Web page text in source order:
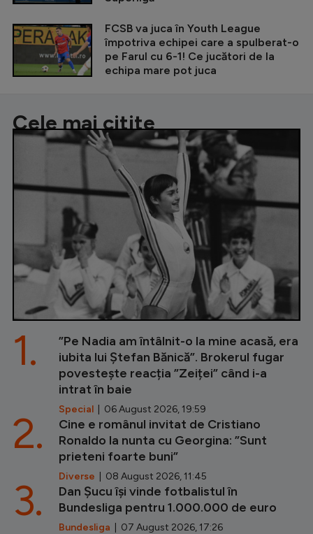
FCSB va juca în Youth League
împotriva echipei care a spulberat-o
pe Farul cu 6-1! Ce jucători de la
echipa mare pot juca
Cele mai citite
”Pe Nadia am întâlnit-o la mine acasă, era
iubita lui Ștefan Bănică”. Brokerul fugar
povestește reacția ”Zeiței” când i-a
intrat în baie
Special | 06 August 2026, 19:59
1.
Cine e românul invitat de Cristiano
Ronaldo la nunta cu Georgina: ”Sunt
prieteni foarte buni”
Diverse | 08 August 2026, 11:45
2.
Dan Șucu își vinde fotbalistul în
Bundesliga pentru 1.000.000 de euro
Bundesliga | 07 August 2026, 17:26
3.